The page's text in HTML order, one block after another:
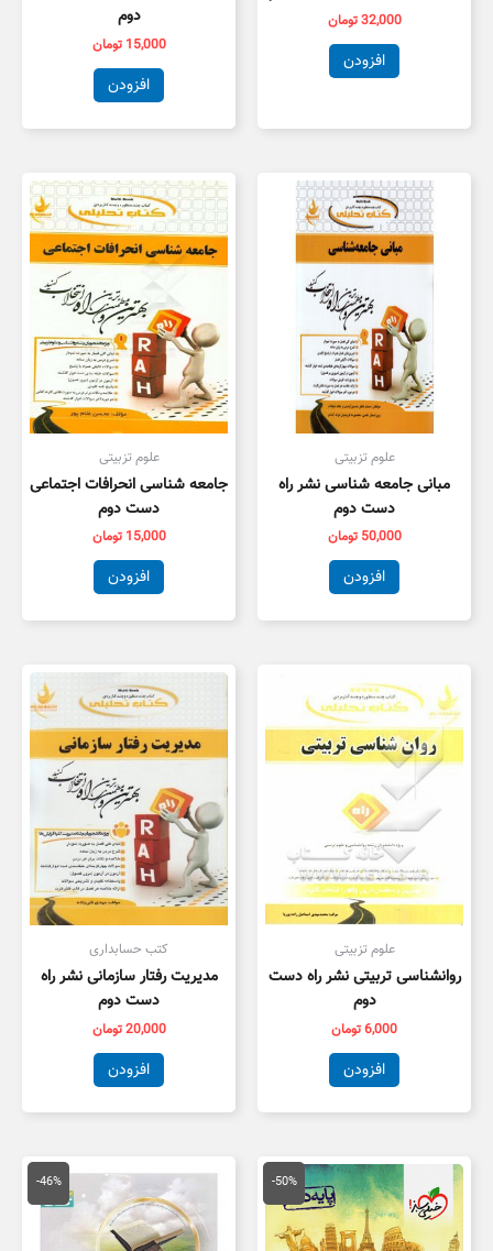
32,000تومان
افزودن
دوم
15,000 تومان
افزودن
علوم تزبیتی
مبانی جامعه شناسی نشر راه
دست دوم
50,000 تومان
افزودن
علوم تزبیتی
جامعه شناسی انحرافات اجتماعی
دست دوم
15,000 تومان
افزودن
علوم تزبیتی
روانشناسی تربیتی نشر راه دست
دوم
6,000تومان
افزودن
کتب حسابداری
مدیریت رفتار سازمانی نشر راه
دست دوم
20,000تومان
افزودن
-50%
قیمت
اصلی
50,000 تومان
بود.
قیمت
فعلی
است.
-46%
اصلی
175,000 تومان
بود.
قیمت
فعلی